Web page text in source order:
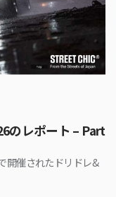
のレポート – Part
開催されたドリドレ&